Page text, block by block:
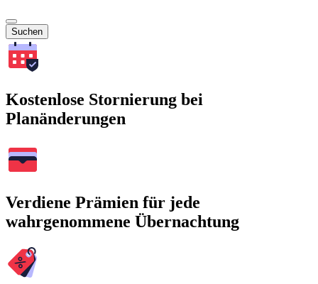
Suchen
Kostenlose Stornierung bei
Planänderungen
Verdiene Prämien für jede
wahrgenommene Übernachtung